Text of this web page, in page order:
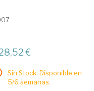
€
Sin Stock. Disponible en
5/6 semanas.